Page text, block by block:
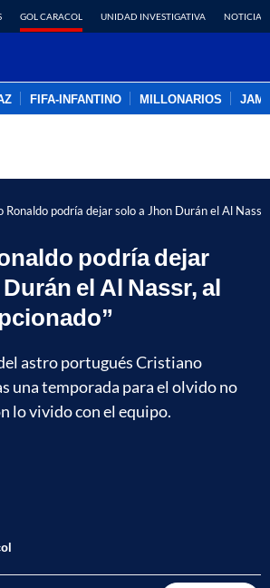
GOL CARACOL UNIDAD INVESTIGATIVA NOTICIAS
FIFA-INFANTINO MILLONARIOS
Ronaldo podría dejar solo a Jhon Durán el Al Nassr,
podría dejar
el Al Nassr, al
astro portugués Cristiano
una temporada para el olvido no
lo vivido con el equipo.